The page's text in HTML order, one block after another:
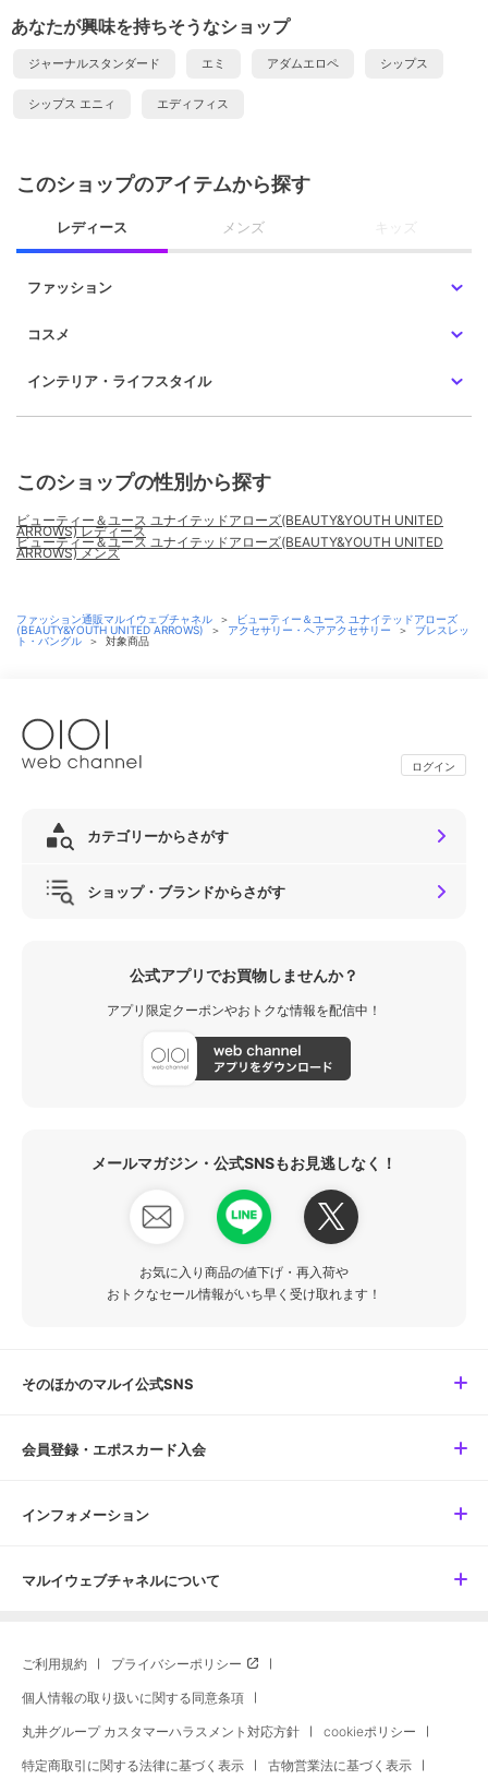
あなたが興味を持ちそうなショップ
ジャーナルスタンダード エミ アダムエロペ シップス
シップス エニィ エディフィス
このショップのアイテムから探す
レディース メンズ キッズ
ファッション
コスメ
インテリア・ライフスタイル
このショップの性別から探す
ビューティー＆ユース ユナイテッドアローズ(BEAUTY&YOUTH UNITED
ARROWS) レディース
ビューティー＆ユース ユナイテッドアローズ(BEAUTY&YOUTH UNITED
ARROWS) メンズ
ファッション通販マルイウェブチャネル ＞
ビューティー＆ユース ユナイテッドアローズ
(BEAUTY&YOUTH UNITED ARROWS)
＞ アクセサリー・ヘアアクセサリー ＞
ブレスレッ
ト・バングル
＞ 対象商品
ログイン
カテゴリーからさがす
ショップ・ブランドからさがす
公式アプリでお買物しませんか？
アプリ限定クーポンやおトクな情報を配信中！
メールマガジン・公式SNSもお見逃しなく！
お気に入り商品の値下げ・再入荷や
おトクなセール情報がいち早く受け取れます！
そのほかのマルイ公式SNS
会員登録・エポスカード入会
インフォメーション
マルイウェブチャネルについて
ご利用規約 プライバシーポリシー
個人情報の取り扱いに関する同意条項
丸井グループ カスタマーハラスメント対応方針 cookieポリシー
特定商取引に関する法律に基づく表示 古物営業法に基づく表示